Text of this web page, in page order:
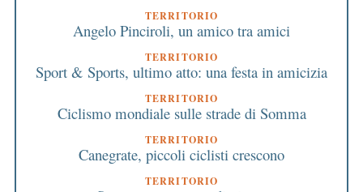
TERRITORIO
Angelo Pinciroli, un amico tra amici
TERRITORIO
Sport & Sports, ultimo atto: una festa in amicizia
TERRITORIO
Ciclismo mondiale sulle strade di Somma
TERRITORIO
Canegrate, piccoli ciclisti crescono
TERRITORIO